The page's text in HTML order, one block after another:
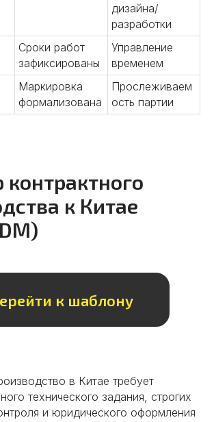
дизайна/
разработки
Сроки работ
зафиксированы
Управление
временем
Маркировка
формализована
Прослеживаем
ость партии
контрактного
к Китае
к шаблону
в Китае требует
технического задания, строгих
и юридического оформления
инспекции
отправкой,
соответствие
и гарантируем